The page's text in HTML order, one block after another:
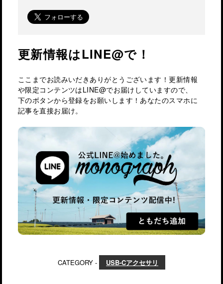
更新情報はLINE@で！
ここまでお読みいだきありがとうございます！更新情報
や限定コンテンツはLINE@でお届けしていますので、
下のボタンから登録をお願いします！あなたのスマホに
記事を直接お届け。
CATEGORY - USB-Cアクセサリ